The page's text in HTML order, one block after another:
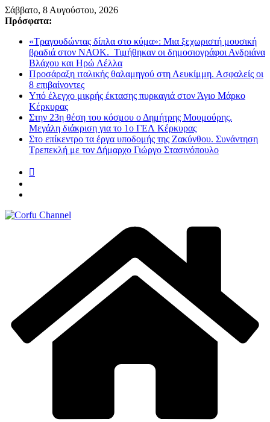
Μετάβαση
σε
Σάββατο, 8 Αυγούστου, 2026
Πρόσφατα:
«Τραγουδώντας δίπλα στο κύμα»: Μια ξεχωριστή μουσική
βραδιά στον ΝΑΟΚ. Τιμήθηκαν οι δημοσιογράφοι Ανδριάνα
Βλάχου και Ηρώ Λέλλα
Προσάραξη ιταλικής θαλαμηγού στη Λευκίμμη. Ασφαλείς οι
8 επιβαίνοντες
Υπό έλεγχο μικρής έκτασης πυρκαγιά στον Άγιο Μάρκο
Κέρκυρας
Στην 23η θέση του κόσμου ο Δημήτρης Μουμούρης.
Μεγάλη διάκριση για το 1ο ΓΕΛ Κέρκυρας
Στο επίκεντρο τα έργα υποδομής της Ζακύνθου. Συνάντηση
Τρεπεκλή με τον Δήμαρχο Γιώργο Στασινόπουλο